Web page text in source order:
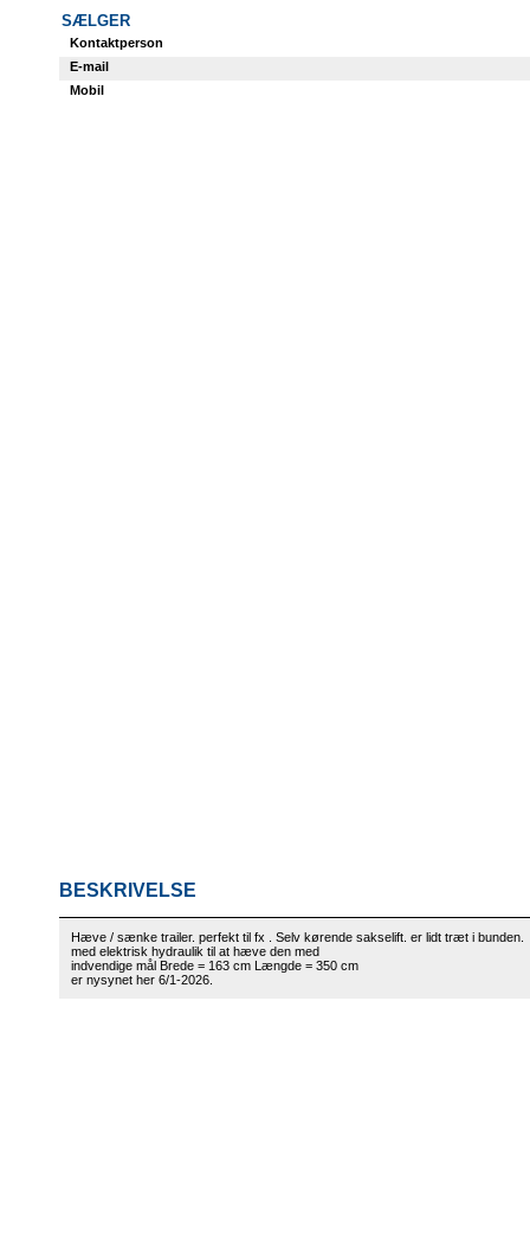
SÆLGER
Kontaktperson
E-mail
Mobil
BESKRIVELSE
Hæve / sænke trailer. perfekt til fx . Selv kørende sakselift. er lidt træt i bunden.
med elektrisk hydraulik til at hæve den med
indvendige mål Brede = 163 cm Længde = 350 cm
er nysynet her 6/1-2026.